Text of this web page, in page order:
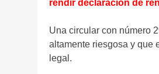
rendir declaración de
Una circular con número
altamente riesgosa y que
legal.